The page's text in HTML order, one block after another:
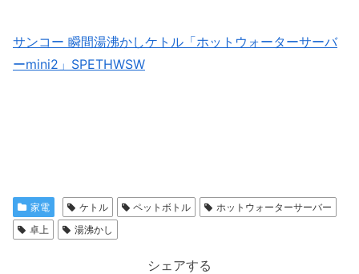
サンコー 瞬間湯沸かしケトル「ホットウォーターサーバ
ーmini2」SPETHWSW
家電 ケトル ペットボトル
ホットウォーターサーバー
卓上
湯沸かし
シェアする